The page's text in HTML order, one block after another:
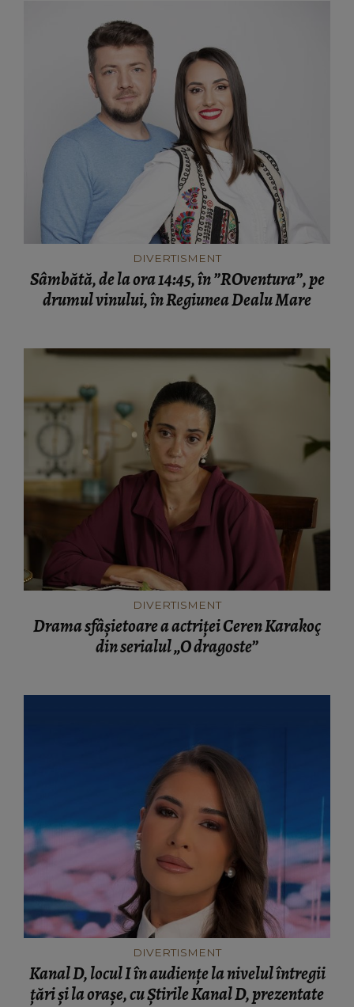
DIVERTISMENT
Sâmbătă, de la ora 14:45, în ”ROventura”, pe
drumul vinului, în Regiunea Dealu Mare
DIVERTISMENT
Drama sfâșietoare a actriței Ceren Karakoç
din serialul „O dragoste”
DIVERTISMENT
Kanal D, locul I în audiențe la nivelul întregii
țări și la orașe, cu Știrile Kanal D, prezentate